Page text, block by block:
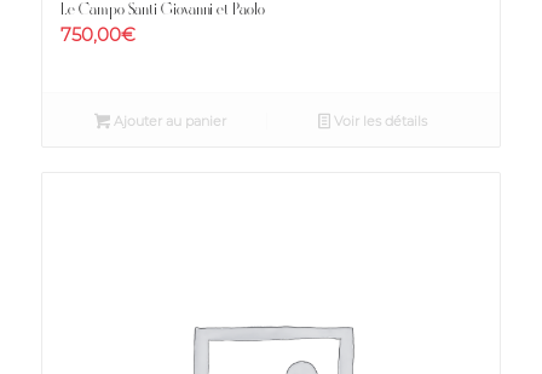
Le Campo Santi Giovanni et Paolo
750,00€
Ajouter au panier Voir les détails